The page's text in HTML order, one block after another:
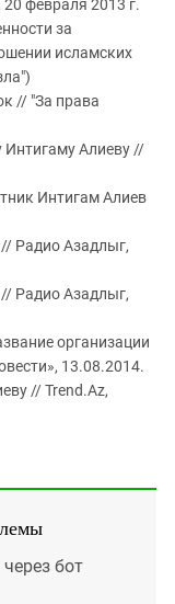
февраля 2013 г.
за
исламских
// "За права
Алиеву //
Интигам Алиев
Радио Азадлыг,
Радио Азадлыг,
организации
13.08.2014.
// Trend.Az,
бот